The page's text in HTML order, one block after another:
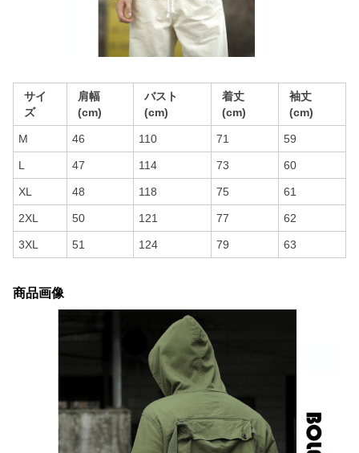
サイ
ズ
肩幅
(cm)
バスト
(cm)
着丈
(cm)
袖丈
(cm)
M 46 110 71 59
L 47 114 73 60
XL 48 118 75 61
2XL 50 121 77 62
3XL 51 124 79 63
商品画像